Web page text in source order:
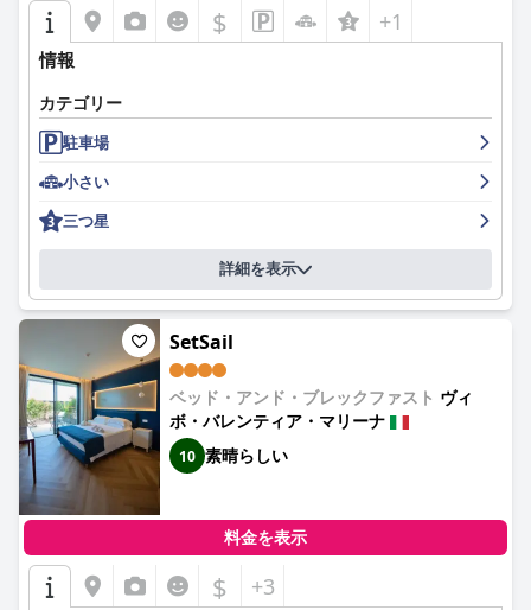
$ +1
情報
カテゴリー
駐車場
小さい
三つ星
詳細を表示
SetSail
ベッド・アンド・ブレックファスト ヴィ
ボ・バレンティア・マリーナ
10 素晴らしい
料金を表示
$ +3